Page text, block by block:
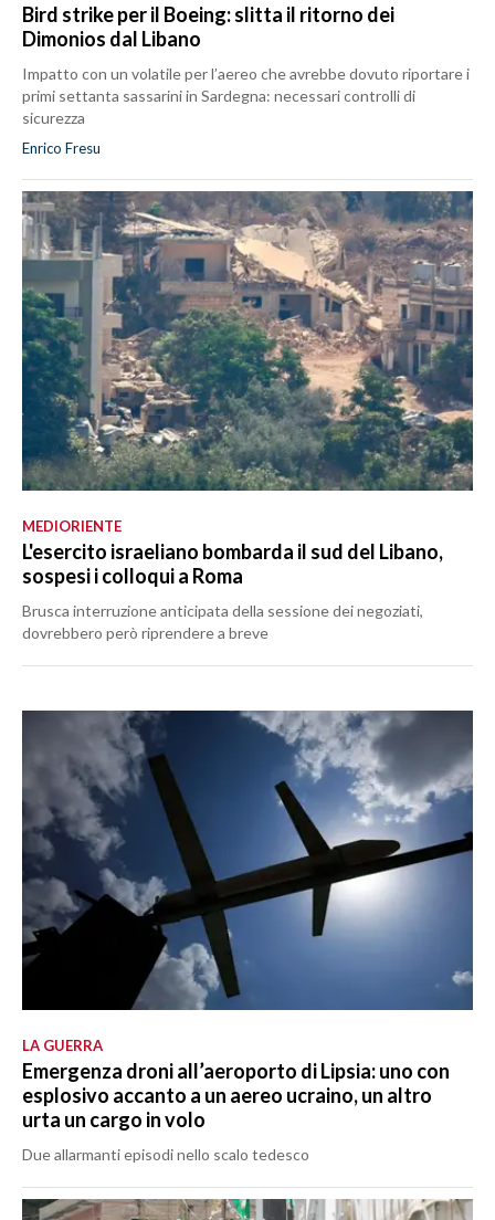
Bird strike per il Boeing: slitta il ritorno dei
Dimonios dal Libano
Impatto con un volatile per l’aereo che avrebbe dovuto riportare i
primi settanta sassarini in Sardegna: necessari controlli di
sicurezza
Enrico Fresu
MEDIORIENTE
L'esercito israeliano bombarda il sud del Libano,
sospesi i colloqui a Roma
Brusca interruzione anticipata della sessione dei negoziati,
dovrebbero però riprendere a breve
LA GUERRA
Emergenza droni all’aeroporto di Lipsia: uno con
esplosivo accanto a un aereo ucraino, un altro
urta un cargo in volo
Due allarmanti episodi nello scalo tedesco